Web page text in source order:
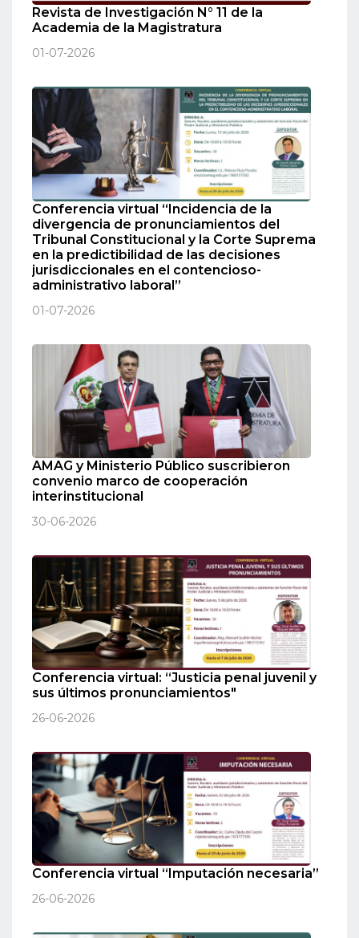
Revista de Investigación N° 11 de la
Academia de la Magistratura
01-07-2026
Conferencia virtual “Incidencia de la
divergencia de pronunciamientos del
Tribunal Constitucional y la Corte Suprema
en la predictibilidad de las decisiones
jurisdiccionales en el contencioso-
administrativo laboral”
01-07-2026
AMAG y Ministerio Público suscribieron
convenio marco de cooperación
interinstitucional
30-06-2026
Conferencia virtual: “Justicia penal juvenil y
sus últimos pronunciamientos"
26-06-2026
Conferencia virtual “Imputación necesaria”
26-06-2026